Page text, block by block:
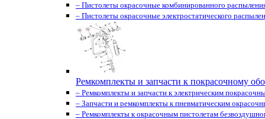
– Пистолеты окрасочные комбинированного
– Пистолеты окрасочные электростатического
Ремкомплекты и запчасти к покрасочному
– Ремкомплекты и запчасти к электрическим
– Запчасти и ремкомплекты к пневматическим
– Ремкомплекты к окрасочным пистолетам